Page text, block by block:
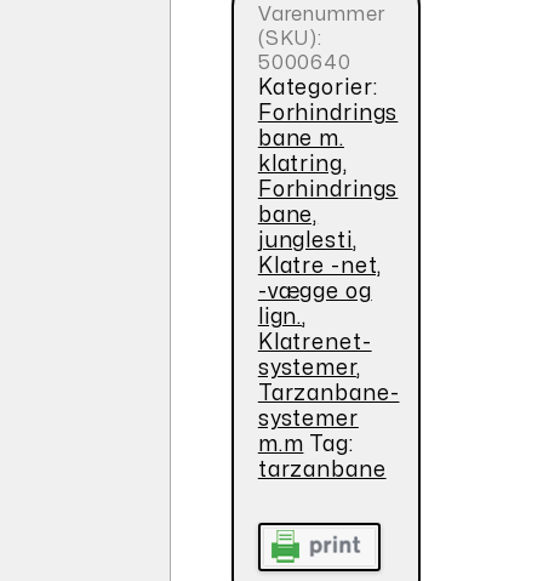
Varenummer
(SKU):
5000640
Kategorier:
Forhindrings
bane m.
klatring,
Forhindrings
bane,
junglesti,
Klatre -net,
-vægge og
lign.,
Klatrenet-
systemer,
Tarzanbane-
systemer
m.m
Tag:
tarzanbane